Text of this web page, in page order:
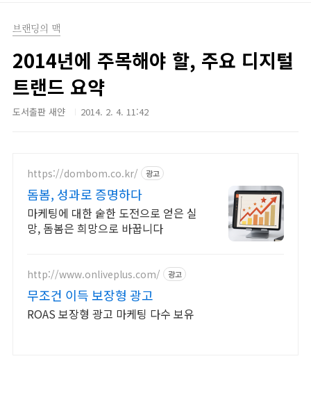
브랜딩의 맥
2014년에 주목해야 할, 주요 디지털
트랜드 요약
도서출판 새얀 2014. 2. 4. 11:42
https://dombom.co.kr/ 광고
돔봄, 성과로 증명하다
마케팅에 대한 숱한 도전으로 얻은 실
망, 돔봄은 희망으로 바꿉니다
http://www.onliveplus.com/ 광고
무조건 이득 보장형 광고
ROAS 보장형 광고 마케팅 다수 보유